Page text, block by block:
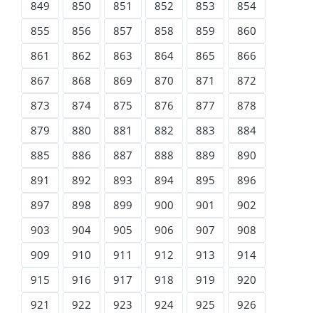
849
850 851 852 853
854
855
856 857 858 859
860
861
862 863 864 865
866
867
868 869 870 871
872
873
874 875 876 877
878
879
880 881 882 883
884
885
886 887 888 889
890
891
892 893 894 895
896
897
898 899 900 901
902
903
904 905 906 907
908
909
910 911 912 913
914
915
916 917 918 919
920
921
922 923 924 925
926